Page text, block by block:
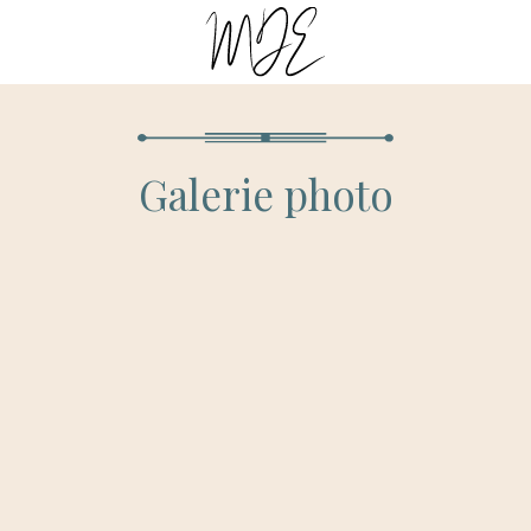
Galerie photo